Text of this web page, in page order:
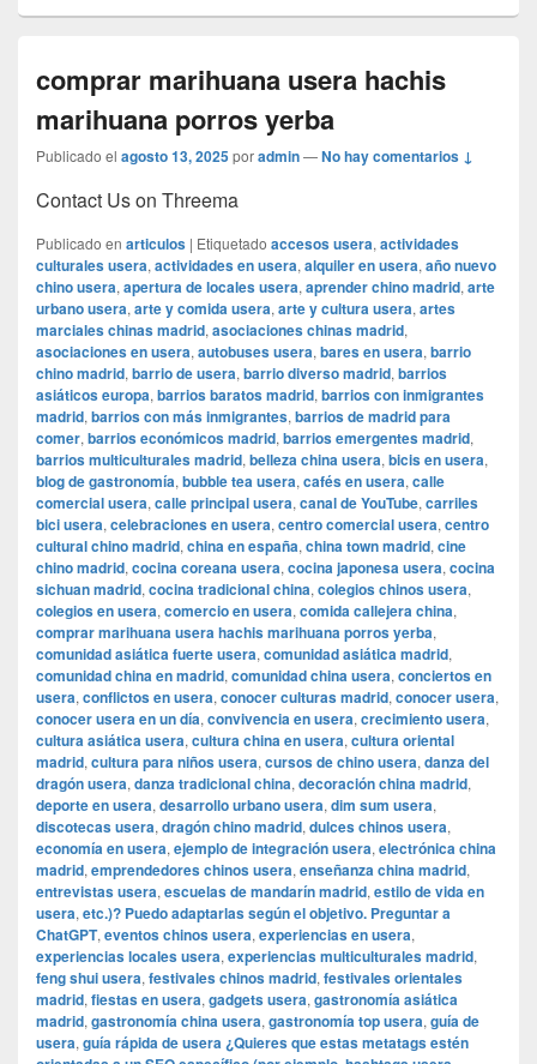
comprar marihuana usera hachis
marihuana porros yerba
Publicado el agosto 13, 2025poradmin—No hay comentarios ↓
Contact Us on Threema
Publicado en articulos | Etiquetado accesos usera, actividades
culturales usera, actividades en usera, alquiler en usera, año nuevo
chino usera, apertura de locales usera, aprender chino madrid, arte
urbano usera, arte y comida usera, arte y cultura usera, artes
marciales chinas madrid, asociaciones chinas madrid,
asociaciones en usera, autobuses usera, bares en usera, barrio
chino madrid, barrio de usera, barrio diverso madrid, barrios
asiáticos europa, barrios baratos madrid, barrios con inmigrantes
madrid, barrios con más inmigrantes, barrios de madrid para
comer, barrios económicos madrid, barrios emergentes madrid,
barrios multiculturales madrid, belleza china usera, bicis en usera,
blog de gastronomía, bubble tea usera, cafés en usera, calle
comercial usera, calle principal usera, canal de YouTube, carriles
bici usera, celebraciones en usera, centro comercial usera, centro
cultural chino madrid, china en españa, china town madrid, cine
chino madrid, cocina coreana usera, cocina japonesa usera, cocina
sichuan madrid, cocina tradicional china, colegios chinos usera,
colegios en usera, comercio en usera, comida callejera china,
comprar marihuana usera hachis marihuana porros yerba,
comunidad asiática fuerte usera, comunidad asiática madrid,
comunidad china en madrid, comunidad china usera, conciertos en
usera, conflictos en usera, conocer culturas madrid, conocer usera,
conocer usera en un día, convivencia en usera, crecimiento usera,
cultura asiática usera, cultura china en usera, cultura oriental
madrid, cultura para niños usera, cursos de chino usera, danza del
dragón usera, danza tradicional china, decoración china madrid,
deporte en usera, desarrollo urbano usera, dim sum usera,
discotecas usera, dragón chino madrid, dulces chinos usera,
economía en usera, ejemplo de integración usera, electrónica china
madrid, emprendedores chinos usera, enseñanza china madrid,
entrevistas usera, escuelas de mandarín madrid, estilo de vida en
usera, etc.)? Puedo adaptarlas según el objetivo. Preguntar a
ChatGPT, eventos chinos usera, experiencias en usera,
experiencias locales usera, experiencias multiculturales madrid,
feng shui usera, festivales chinos madrid, festivales orientales
madrid, fiestas en usera, gadgets usera, gastronomía asiática
madrid, gastronomía china usera, gastronomía top usera, guía de
usera, guía rápida de usera ¿Quieres que estas metatags estén